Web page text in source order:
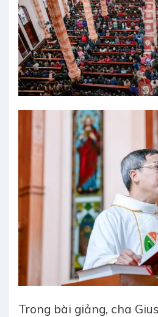
Trong bài giảng, cha